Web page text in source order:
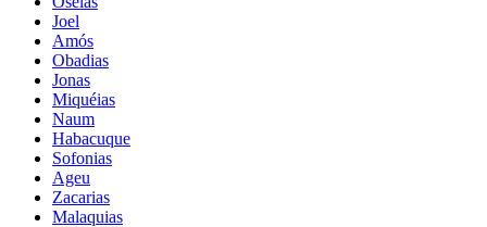
Joel
Amós
Obadias
Jonas
Miquéias
Naum
Habacuque
Sofonias
Ageu
Zacarias
Malaquias